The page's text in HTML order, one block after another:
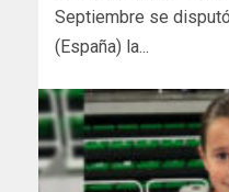
Septiembre se
(España) la...